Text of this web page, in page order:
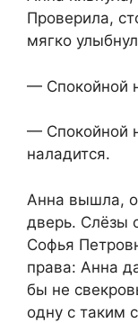
Проверила,
мягко
— Спокойной
— Спокойной
наладится.
Анна вышла,
дверь. Слёзы
Софья
права: Анна
бы не
одну с таким